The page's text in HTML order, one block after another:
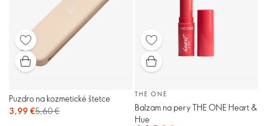
Puzdro na kozmetické štetce
3,99 €5,60 €
THE ONE
Balzam na pery THE ONE Heart &
Hue